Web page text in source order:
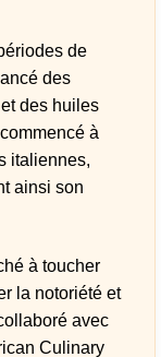
de
des
des huiles
à
italiennes,
ainsi son
à toucher
la notoriété et
avec
Culinary